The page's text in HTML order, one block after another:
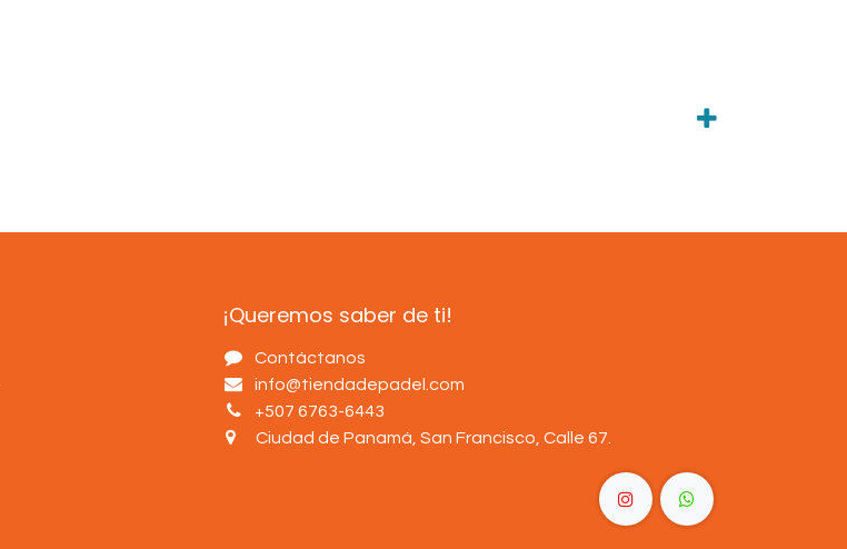
¡Queremos saber de ti!
Contáctanos
info@tiendadepadel.com
+507 6763-6443
Ciudad de Panamá, San Francisco, Calle 67